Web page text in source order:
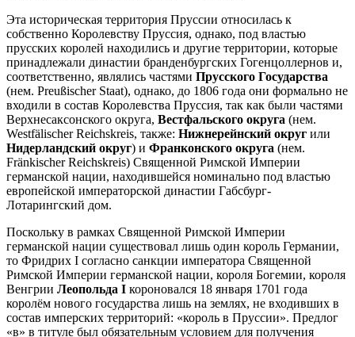
Эта историческая территория Пруссии относилась к
собственно Королевству Пруссия, однако, под властью
прусских королей находились и другие территории, которые
принадлежали династии бранденбургских Гогенцоллернов и,
соответственно, являлись частями Прусского Государства
(нем. Preußischer Staat), однако, до 1806 года они формально не
входили в состав Королевства Пруссия, так как были частями
Верхнесаксонского округа, Вестфальского округа (нем.
Westfälischer Reichskreis, также: Нижнерейнский округ или
Нидерландский округ) и Франконского округа (нем.
Fränkischer Reichskreis) Священной Римской Империи
германской нации, находившейся номинально под властью
европейской императорской династии Габсбург-
Лотарингский дом.
Поскольку в рамках Священной Римской Империи
германской нации существовал лишь один король Германии,
то Фридрих I согласно санкции императора Священной
Римской Империи германской нации, короля Богемии, короля
Венгрии Леопольда I короновался 18 января 1701 года
королём нового государства лишь на землях, не входивших в
состав имперских территорий: «король в Пруссии». Предлог
«в» в титуле был обязательным условием для получения